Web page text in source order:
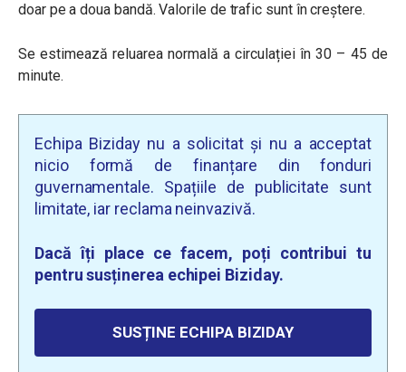
doar pe a doua bandă. Valorile de trafic sunt în creștere.
Se estimează reluarea normală a circulației în 30 – 45 de
minute.
Echipa Biziday nu a solicitat și nu a acceptat
nicio formă de finanțare din fonduri
guvernamentale. Spațiile de publicitate sunt
limitate, iar reclama neinvazivă.
Dacă îți place ce facem, poți contribui tu
pentru susținerea echipei Biziday.
SUSȚINE ECHIPA BIZIDAY